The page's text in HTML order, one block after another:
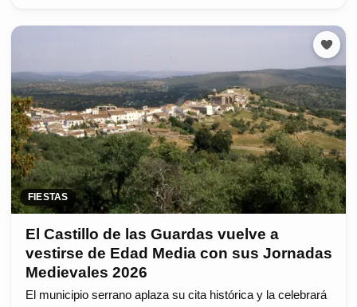
FIESTAS
El Castillo de las Guardas vuelve a
vestirse de Edad Media con sus Jornadas
Medievales 2026
El municipio serrano aplaza su cita histórica y la celebrará